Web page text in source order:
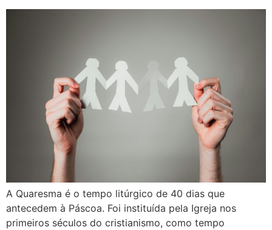
A Quaresma é o tempo litúrgico de 40 dias que
antecedem à Páscoa. Foi instituída pela Igreja nos
primeiros séculos do cristianismo, como tempo